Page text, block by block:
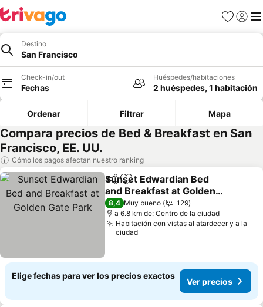
Favoritos
Iniciar
Destino
San Francisco
Check-in/out
Fechas
Huéspedes/habitaciones
2 huéspedes, 1 habitación
Ordenar Filtrar Mapa
Compara precios de Bed & Breakfast en San
Francisco, EE. UU.
Cómo los pagos afectan nuestro ranking
CompartirAgregar a favoritos
Sunset Edwardian Bed
and Breakfast at Golden
Gate Park
Ver precios
8,4 Muy bueno
129
a 6.8 km de: Centro de la ciudad
Habitación con vistas al atardecer y a la
ciudad
Elige fechas para ver los precios exactos
Ver precios